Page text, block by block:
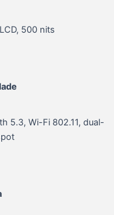
500 nits
5.3, Wi-Fi 802.11, dual-